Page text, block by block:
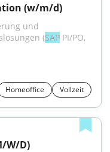
(w/m/d)
und
(SAP
Homeoffice Vollzeit
W/D)